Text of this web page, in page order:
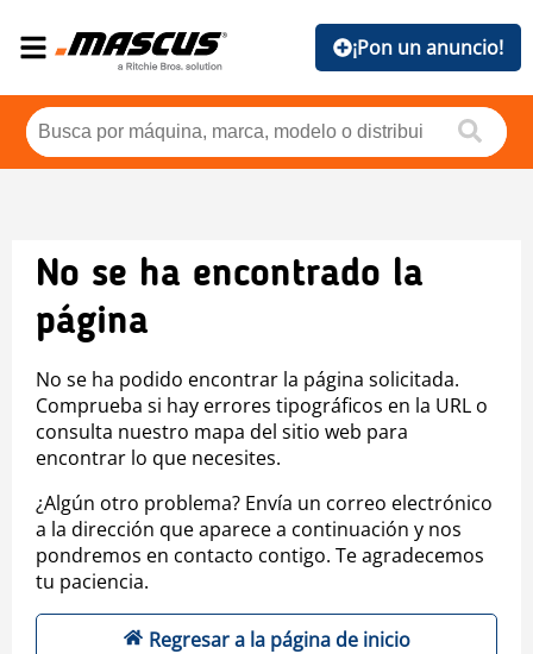
¡Pon un anuncio!
No se ha encontrado la
página
No se ha podido encontrar la página solicitada.
Comprueba si hay errores tipográficos en la URL o
consulta nuestro mapa del sitio web para
encontrar lo que necesites.
¿Algún otro problema? Envía un correo electrónico
a la dirección que aparece a continuación y nos
pondremos en contacto contigo. Te agradecemos
tu paciencia.
Regresar a la página de inicio